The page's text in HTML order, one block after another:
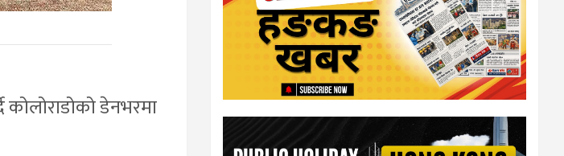
कोलोराडोको डेनभरमा